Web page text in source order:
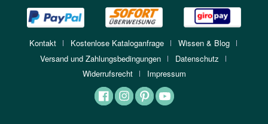
Kontakt Kostenlose Kataloganfrage
Wissen & Blog
Versand und Zahlungsbedingungen
Datenschutz
Widerrufsrecht
Impressum